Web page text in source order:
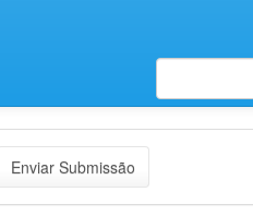
Enviar Submissão